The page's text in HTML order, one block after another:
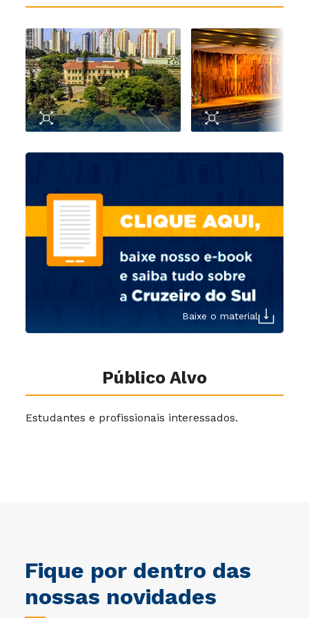
Baixe o material
Público Alvo
Estudantes e profissionais interessados.
Fique por dentro das
nossas novidades